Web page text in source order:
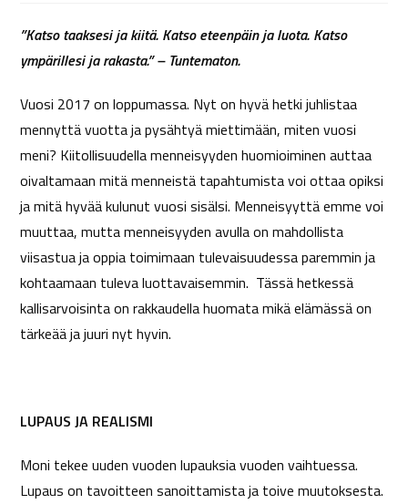
”Katso taaksesi ja kiitä. Katso eteenpäin ja luota. Katso
ympärillesi ja rakasta.” – Tuntematon.
Vuosi 2017 on loppumassa. Nyt on hyvä hetki juhlistaa
mennyttä vuotta ja pysähtyä miettimään, miten vuosi
meni? Kiitollisuudella menneisyyden huomioiminen auttaa
oivaltamaan mitä menneistä tapahtumista voi ottaa opiksi
ja mitä hyvää kulunut vuosi sisälsi. Menneisyyttä emme voi
muuttaa, mutta menneisyyden avulla on mahdollista
viisastua ja oppia toimimaan tulevaisuudessa paremmin ja
kohtaamaan tuleva luottavaisemmin. Tässä hetkessä
kallisarvoisinta on rakkaudella huomata mikä elämässä on
tärkeää ja juuri nyt hyvin.
LUPAUS JA REALISMI
Moni tekee uuden vuoden lupauksia vuoden vaihtuessa.
Lupaus on tavoitteen sanoittamista ja toive muutoksesta.